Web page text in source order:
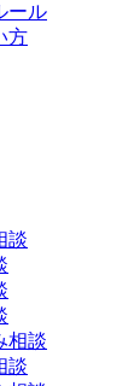
ール
方
談
相談
談